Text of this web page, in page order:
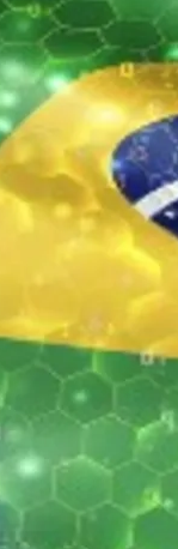
Pirapora do Bom Jesus